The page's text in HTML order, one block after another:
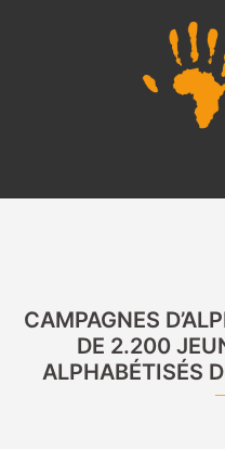
CAMPAGNES
DE 2.200
ALPHABÉTISÉS